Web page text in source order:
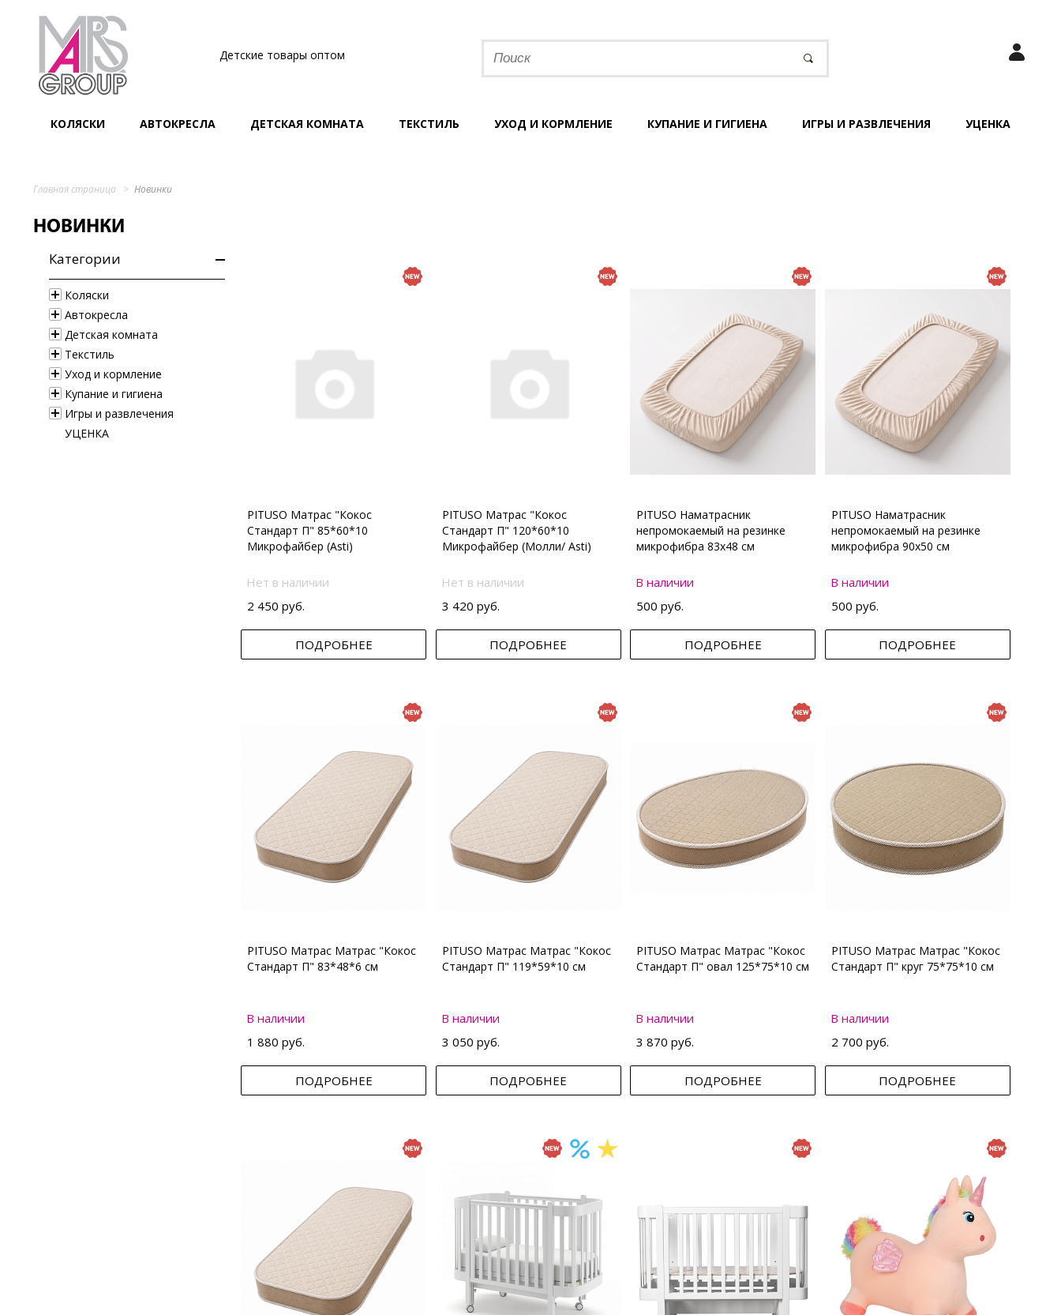
Детские товары оптом
КОЛЯСКИ АВТОКРЕСЛА ДЕТСКАЯ КОМНАТА ТЕКСТИЛЬ УХОД И КОРМЛЕНИЕ КУПАНИЕ И ГИГИЕНА ИГРЫ И РАЗВЛЕЧЕНИЯ УЦЕНКА
Главная страница Новинки
НОВИНКИ
Категории
Коляски
Автокресла
Детская комната
Текстиль
Уход и кормление
Купание и гигиена
Игры и развлечения
УЦЕНКА
PITUSO Матрас "Кокос
Стандарт П" 85*60*10
Микрофайбер (Asti)
Нет в наличии
2 450 руб.
ПОДРОБНЕЕ
PITUSO Матрас "Кокос
Стандарт П" 120*60*10
Микрофайбер (Молли/ Asti)
Нет в наличии
3 420 руб.
ПОДРОБНЕЕ
PITUSO Наматрасник
непромокаемый на резинке
микрофибра 83х48 см
В наличии
500 руб.
ПОДРОБНЕЕ
PITUSO Наматрасник
непромокаемый на резинке
микрофибра 90х50 см
В наличии
500 руб.
ПОДРОБНЕЕ
PITUSO Матрас Матрас "Кокос
Стандарт П" 83*48*6 см
В наличии
1 880 руб.
ПОДРОБНЕЕ
PITUSO Матрас Матрас "Кокос
Стандарт П" 119*59*10 см
В наличии
3 050 руб.
ПОДРОБНЕЕ
PITUSO Матрас Матрас "Кокос
Стандарт П" овал 125*75*10 см
В наличии
3 870 руб.
ПОДРОБНЕЕ
PITUSO Матрас Матрас "Кокос
Стандарт П" круг 75*75*10 см
В наличии
2 700 руб.
ПОДРОБНЕЕ